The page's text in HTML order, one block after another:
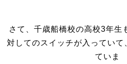
さて、千歳船橋校の高校3年生
対してのスイッチが入ってい
ていま